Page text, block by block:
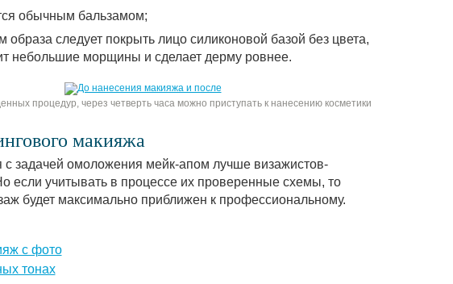
обычным бальзамом;
образа следует покрыть лицо силиконовой базой без цвета,
небольшие морщины и сделает дерму ровнее.
процедур, через четверть часа можно приступать к нанесению косметики
макияжа
с задачей омоложения мейк-апом лучше визажистов-
если учитывать в процессе их проверенные схемы, то
будет максимально приближен к профессиональному.
с фото
тонах